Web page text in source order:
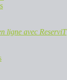
ligne avec ReserviT